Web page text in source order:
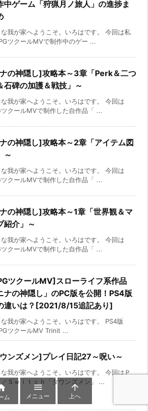
中ゲーム「狩猟月ノ旅人」の進捗ま
我が家へようこそ。いろはです。 今回は私
ツクールMVで制作中のゲー ...
の神隠し]攻略本～3章「Perk＆二つ
石碑の加護＆戦技」～
我が家へようこそ。いろはです。 今回は
ツクールMVで制作した自作品「 ...
の神隠し]攻略本～2章「アイテム図
～
我が家へようこそ。いろはです。 今回は
ツクールMVで制作した自作品「 ...
の神隠し]攻略本～1章「世界観＆マ
紹介」～
我が家へようこそ。いろはです。 今回は
ツクールMVで制作した自作品「 ...
ツクールMV]スローライフ系作品
ナの神隠し」のPC版を公開！PS4版
違いは？[2021/8/15追記あり]
我が家へようこそ。いろはです。 PS4版
ツクールMV Trinit ...
ンズメン]プレイ日記27～呪い～
我が家へようこそ。いろはです。 今回はＰ
／Ｓｗｉｔｃｈ「タウンズメン」 ...
ム

メニュー

上へ